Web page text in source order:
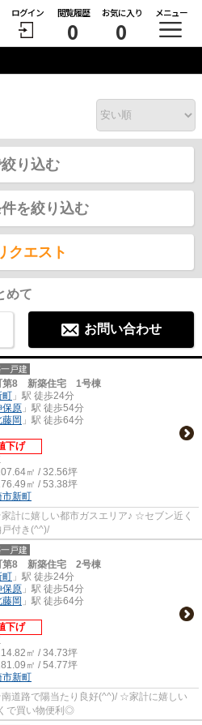
ログイン 閲覧履歴
0
お気に入り
0
メニュー
り込む
を絞り込む
クエスト
めて
お問い合わせ
戸建
第8 新築住宅 1号棟
町 」駅 徒歩24分
保原 」駅 徒歩54分
藤岡 」駅 徒歩64分
下げ
㎡ / 32.56坪
㎡ / 53.38坪
市新町
に嬉しい都市ガスエリア♪ ☆セブン近く
付き(^^)/
戸建
第8 新築住宅 2号棟
町 」駅 徒歩24分
保原 」駅 徒歩54分
藤岡 」駅 徒歩64分
下げ
㎡ / 34.73坪
㎡ / 54.77坪
市新町
道路で陽当たり良好(^^)/ ☆家計に嬉しい
で買い物便利◎